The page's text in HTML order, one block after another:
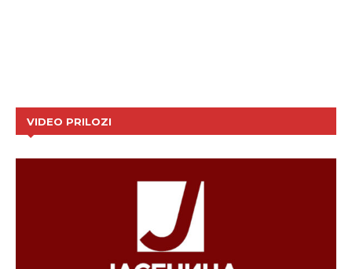
VIDEO PRILOZI